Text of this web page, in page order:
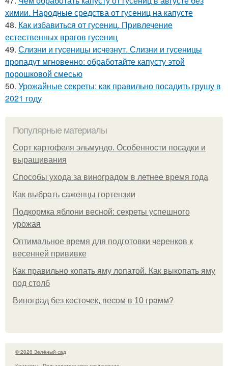
химии. Народные средства от гусениц на капусте
48. Как избавиться от гусениц. Привлечение
естественных врагов гусениц
49. Слизни и гусеницы исчезнут. Слизни и гусеницы
пропадут мгновенно: обработайте капусту этой
порошковой смесью
50. Урожайные секреты: как правильно посадить грушу в
2021 году
Популярные материалы
Сорт картофеля эльмундо. Особенности посадки и
выращивания
Способы ухода за виноградом в летнее время года
Как выбрать саженцы гортензии
Подкормка яблони весной: секреты успешного
урожая
Оптимальное время для подготовки черенков к
весенней прививке
Как правильно копать яму лопатой. Как выкопать яму
под столб
Виноград без косточек, весом в 10 грамм?
© 2026 Зелёный сад